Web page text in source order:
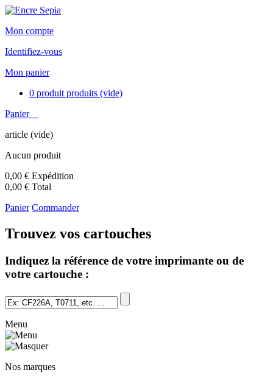
Mon compte
Identifiez-vous
Mon panier
0 produit produits (vide)
Panier
article (vide)
Aucun produit
0,00 € Expédition
0,00 € Total
Panier Commander
Trouvez vos cartouches
Indiquez la référence de votre imprimante ou de
votre cartouche :
Menu
Nos marques